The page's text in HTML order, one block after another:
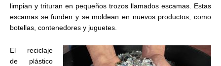
limpian y trituran en pequeños trozos llamados escamas. Estas
escamas se funden y se moldean en nuevos productos, como
botellas, contenedores y juguetes.
El reciclaje
de plástico